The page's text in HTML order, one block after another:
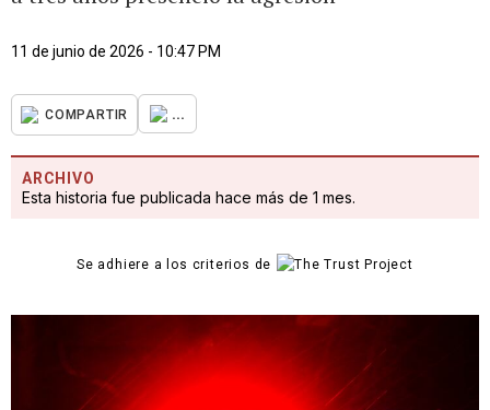
11 de junio de 2026 - 10:47 PM
COMPARTIR ...
ARCHIVO
Esta historia fue publicada hace más de 1 mes.
Se adhiere a los criterios de